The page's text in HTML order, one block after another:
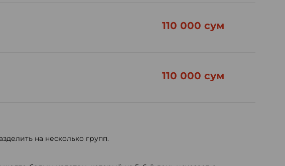
110 000 сум
110 000 сум
на несколько групп.